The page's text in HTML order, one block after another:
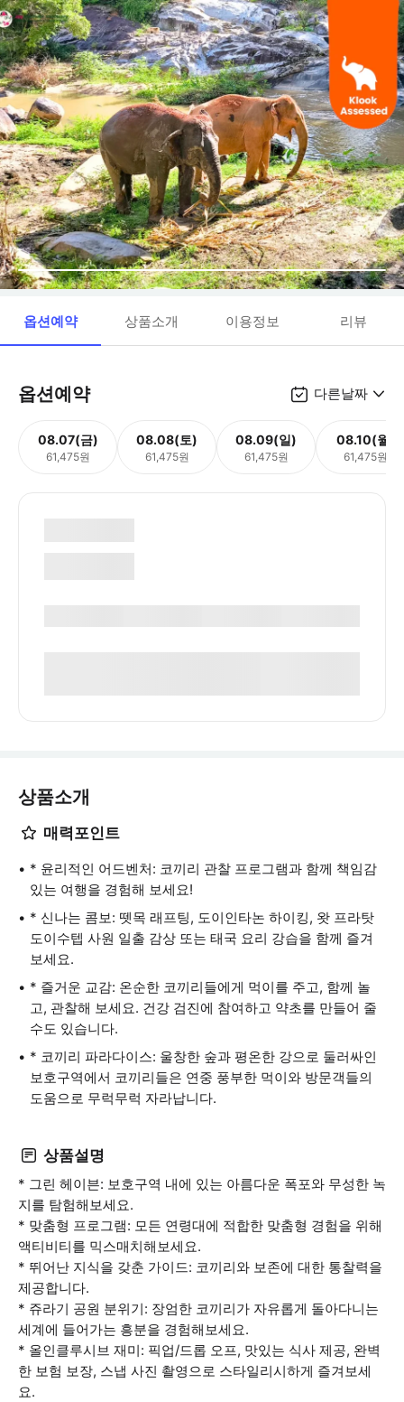
옵션예약 상품소개 이용정보 리뷰
옵션예약 다른날짜
08.07(금)
61,475원
08.08(토)
61,475원
08.09(일)
61,475원
08.10(월)
61,475원
상품소개
매력포인트
* 윤리적인 어드벤처: 코끼리 관찰 프로그램과 함께 책임감
있는 여행을 경험해 보세요!
* 신나는 콤보: 뗏목 래프팅, 도이인타논 하이킹, 왓 프라탓
도이수텝 사원 일출 감상 또는 태국 요리 강습을 함께 즐겨
보세요.
* 즐거운 교감: 온순한 코끼리들에게 먹이를 주고, 함께 놀
고, 관찰해 보세요. 건강 검진에 참여하고 약초를 만들어 줄
수도 있습니다.
* 코끼리 파라다이스: 울창한 숲과 평온한 강으로 둘러싸인
보호구역에서 코끼리들은 연중 풍부한 먹이와 방문객들의
도움으로 무럭무럭 자라납니다.
상품설명
* 그린 헤이븐: 보호구역 내에 있는 아름다운 폭포와 무성한 녹
지를 탐험해보세요.
* 맞춤형 프로그램: 모든 연령대에 적합한 맞춤형 경험을 위해
액티비티를 믹스매치해보세요.
* 뛰어난 지식을 갖춘 가이드: 코끼리와 보존에 대한 통찰력을
제공합니다.
* 쥬라기 공원 분위기: 장엄한 코끼리가 자유롭게 돌아다니는
세계에 들어가는 흥분을 경험해보세요.
* 올인클루시브 재미: 픽업/드롭 오프, 맛있는 식사 제공, 완벽
한 보험 보장, 스냅 사진 촬영으로 스타일리시하게 즐겨보세
요.